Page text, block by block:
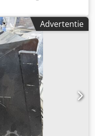
h, bestuurderscabine:
Aofx Aguek ...Advertentie